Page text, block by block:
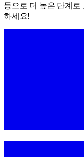
등으로 더 높은 단계로
하세요!